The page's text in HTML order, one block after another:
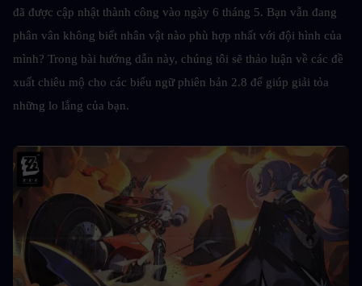
đã được cập nhật thành công vào ngày 6 tháng 5. Bạn vẫn đang
phân vân không biết nhân vật nào phù hợp nhất với đội hình của
mình? Trong bài hướng dẫn này, chúng tôi sẽ thảo luận về các đề
xuất chiêu mộ cho các biểu ngữ phiên bản 2.8 để giúp giải tỏa
những lo lắng của bạn.